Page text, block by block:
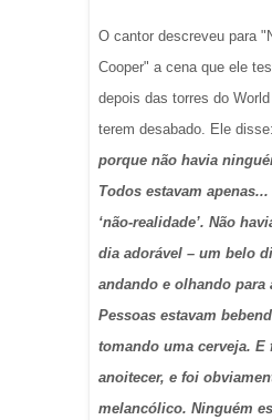
O cantor descreveu para
Cooper" a cena que ele
depois das torres do
terem desabado. Ele
porque não havia
Todos estavam
‘não-realidade’. Não
dia adorável – um belo
andando e olhando para
Pessoas estavam
tomando uma cerveja. E
anoitecer, e foi
melancólico. Ninguém